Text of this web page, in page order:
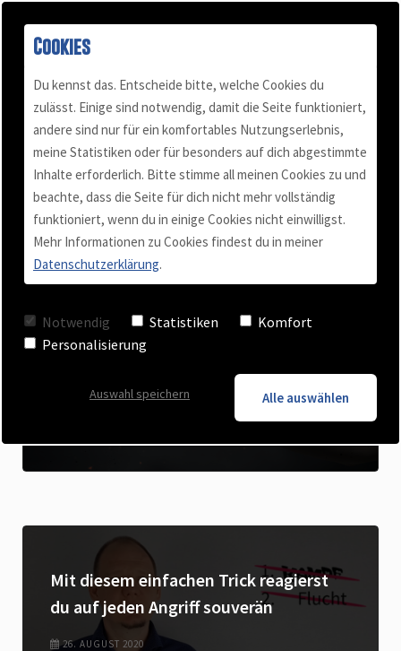
Über mich
Kundenstimmen
Buch "Konflikt-Power"
Für Selbständige
Team Training
Keynote - Vortrag
Podcast
Blog
Videos
Mail & Telefon
Termin vereinbaren
Blog -
Beliebteste
Beiträge
vereitelst und auf Augenhöhe bleibst
Mit diesem einfachen Trick reagierst
du auf jeden Angriff souverän
26. AUGUST 2020
Cookies
Du kennst das. Entscheide bitte, welche Cookies du
zulässt. Einige sind notwendig, damit die Seite funktioniert,
andere sind nur für ein komfortables Nutzungserlebnis,
meine Statistiken oder für besonders auf dich abgestimmte
Inhalte erforderlich. Bitte stimme all meinen Cookies zu und
beachte, dass die Seite für dich nicht mehr vollständig
funktioniert, wenn du in einige Cookies nicht einwilligst.
Mehr Informationen zu Cookies findest du in meiner
Datenschutzerklärung.
Notwendig Statistiken
Komfort
Personalisierung
Auswahl speichern Alle auswählen